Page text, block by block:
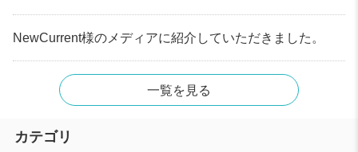
NewCurrent様のメディアに紹介していただきました。
一覧を見る
カテゴリ